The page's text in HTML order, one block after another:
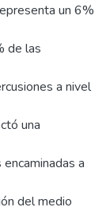
un 6%
de las
a nivel
una
a
del medio